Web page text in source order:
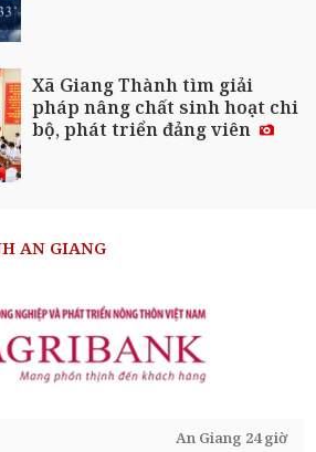
Xã Giang Thành tìm giải
pháp nâng chất sinh hoạt chi
bộ, phát triển đảng viên
AN GIANG
An Giang 24 giờ